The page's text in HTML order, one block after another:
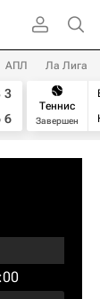
АПЛ Ла Лига
3
6
Теннис
Завершен